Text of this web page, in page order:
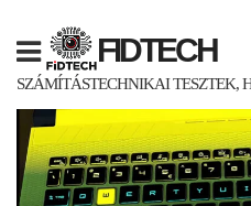
content
FIDTECH
SZÁMÍTÁSTECHNIKAI TESZTEK,